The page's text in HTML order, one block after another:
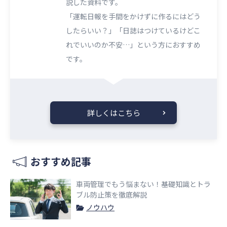
説した資料です。
「運転日報を手間をかけずに作るにはどう
したらいい？」「日誌はつけているけどこ
れでいいのか不安…」という方におすすめ
です。
詳しくはこちら
おすすめ記事
車両管理でもう悩まない！基礎知識とトラ
ブル防止策を徹底解説
ノウハウ